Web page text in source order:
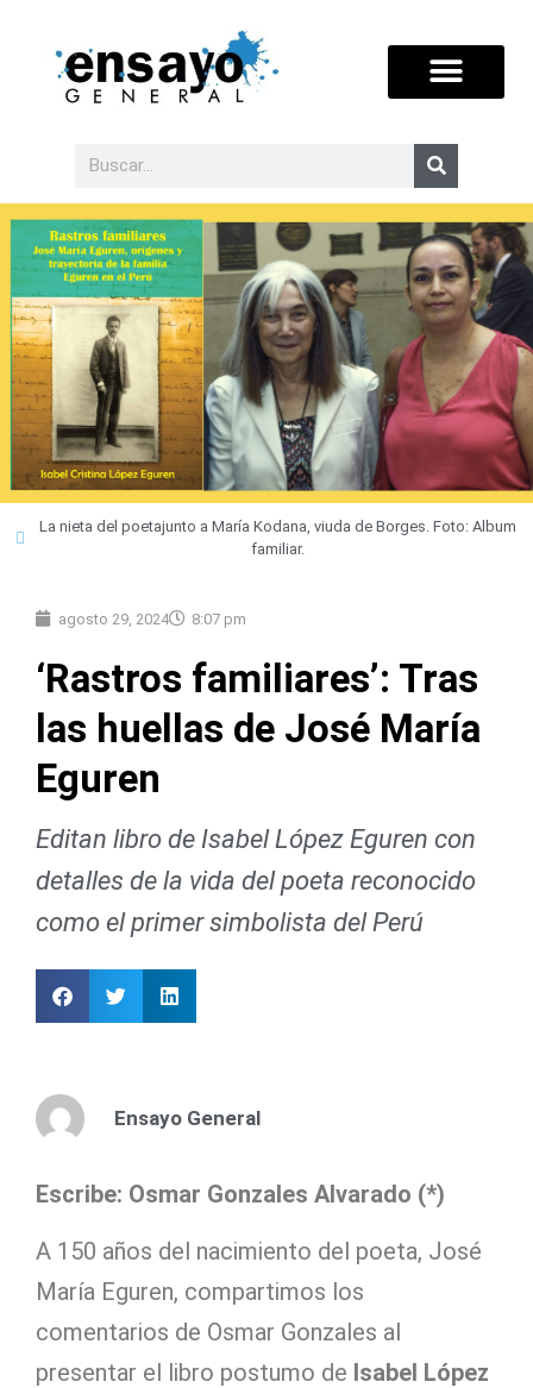
La nieta del poetajunto a María Kodana, viuda de Borges. Foto: Album
familiar.
agosto 29, 2024 8:07 pm
‘Rastros familiares’: Tras
las huellas de José María
Eguren
Editan libro de Isabel López Eguren con
detalles de la vida del poeta reconocido
como el primer simbolista del Perú
Ensayo General
Escribe: Osmar Gonzales Alvarado (*)
A 150 años del nacimiento del poeta, José
María Eguren, compartimos los
comentarios de Osmar Gonzales al
presentar el libro postumo de Isabel López